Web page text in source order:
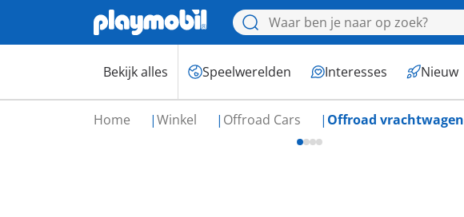
Bekijk alles Speelwerelden Interesses Nieuw
Home Winkel Offroad Cars Offroad vrachtwagen